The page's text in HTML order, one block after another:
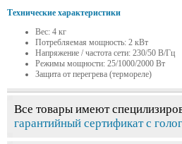
Технические характеристики
Вес: 4 кг
Потребляемая мощность: 2 кВт
Напряжение / частота сети: 230/50 В/Гц
Режимы мощности: 25/1000/2000 Вт
Защита от перегрева (термореле)
Все товары имеют
гарантийный сертификат с